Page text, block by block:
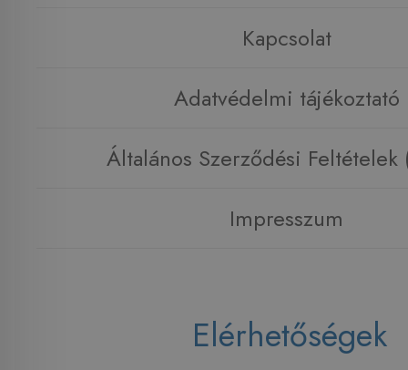
Kapcsolat
Adatvédelmi tájékoztató
Általános Szerződési Feltételek
Impresszum
Elérhetőségek